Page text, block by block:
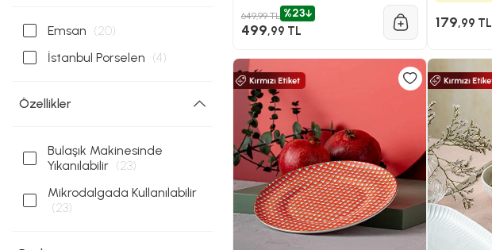
Emsan (20)
İstanbul Porselen (4)
Özellikler
Bulaşık Makinesinde
Yıkanılabilir (23)
Mikrodalgada Kullanılabilir
(23)
649,99 TL %23
499,99 TL 179,99 TL